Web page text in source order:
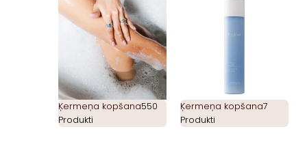
Ķermeņa kopšana550
Produkti
Ķermeņa kopšana7
Produkti